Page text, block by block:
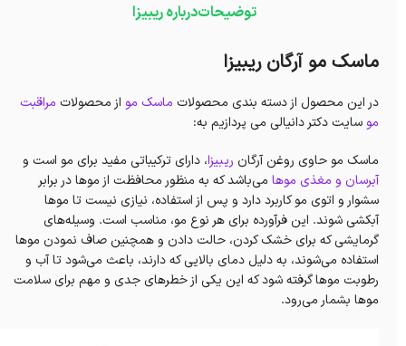
توضیحاتدرباره ریبیزا
ماسک مو آرگان ریبیزا
در این محصول از دسته بندی محصولات ماسک مو از محصولات مراقبت
مو سایت دکتر دانیالی می پردازیم به:
ماسک مو حاوی روغن آرگان ریبیزا، دارای ترکیباتی مفید برای مو است و
آبرسان و مغذی موها می‌باشد که به منظور محافظت از موها در برابر
سشوار و اتوی مو کاربرد دارد و پس از استفاده، نیازی نیست تا موها
آبکشی شوند. این فرآورده برای هر نوع مو، مناسب است. وسیله‌های
گرمایشی که برای خشک کردن، حالت دادن و همچنین صاف نمودن موها
استفاده می‌شوند، به دلیل دمای بالایی که دارند، باعث‌ می‌شود تا آب و
رطوبت موها گرفته شود که این یکی از خطرهای جدی و مهم برای سلامت
موها بشمار می‌رود.